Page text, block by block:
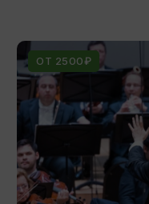
ОТ 2500₽